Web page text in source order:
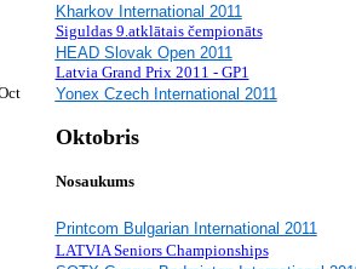
Kharkov International 2011
Siguldas 9.atklātais čempionāts
HEAD Slovak Open 2011
Latvia Grand Prix 2011 - GP1
Yonex Czech International 2011
Oktobris
Nosaukums
Printcom Bulgarian International 2011
LATVIA Seniors Championships